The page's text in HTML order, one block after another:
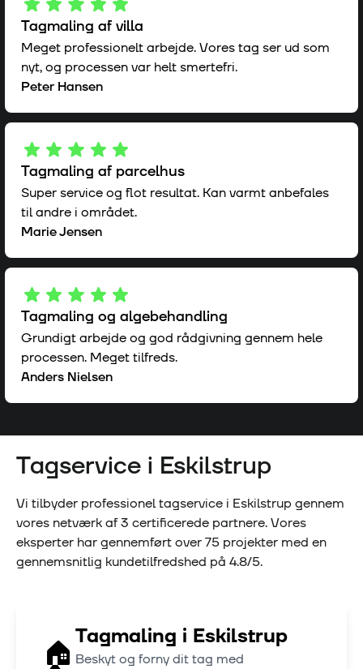
Tagmaling af villa
Meget professionelt arbejde. Vores tag ser ud som
nyt, og processen var helt smertefri.
Peter Hansen
Tagmaling af parcelhus
Super service og flot resultat. Kan varmt anbefales
til andre i området.
Marie Jensen
Tagmaling og algebehandling
Grundigt arbejde og god rådgivning gennem hele
processen. Meget tilfreds.
Anders Nielsen
Tagservice i Eskilstrup
Vi tilbyder professionel tagservice i Eskilstrup gennem
vores netværk af3 certificerede partnere. Vores
eksperter har gennemført over75 projekter med en
gennemsnitlig kundetilfredshed på 4.8/5.
🏠 Tagmaling i Eskilstrup
Beskyt og forny dit tag med